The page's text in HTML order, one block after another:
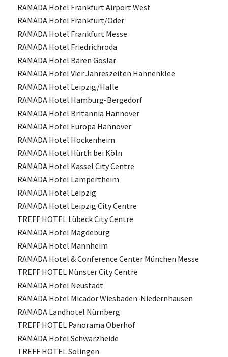
RAMADA Hotel Frankfurt Airport West
RAMADA Hotel Frankfurt/Oder
RAMADA Hotel Frankfurt Messe
RAMADA Hotel Friedrichroda
RAMADA Hotel Bären Goslar
RAMADA Hotel Vier Jahreszeiten Hahnenklee
RAMADA Hotel Leipzig/Halle
RAMADA Hotel Hamburg-Bergedorf
RAMADA Hotel Britannia Hannover
RAMADA Hotel Europa Hannover
RAMADA Hotel Hockenheim
RAMADA Hotel Hürth bei Köln
RAMADA Hotel Kassel City Centre
RAMADA Hotel Lampertheim
RAMADA Hotel Leipzig
RAMADA Hotel Leipzig City Centre
TREFF HOTEL Lübeck City Centre
RAMADA Hotel Magdeburg
RAMADA Hotel Mannheim
RAMADA Hotel & Conference Center München Messe
TREFF HOTEL Münster City Centre
RAMADA Hotel Neustadt
RAMADA Hotel Micador Wiesbaden-Niedernhausen
RAMADA Landhotel Nürnberg
TREFF HOTEL Panorama Oberhof
RAMADA Hotel Schwarzheide
TREFF HOTEL Solingen